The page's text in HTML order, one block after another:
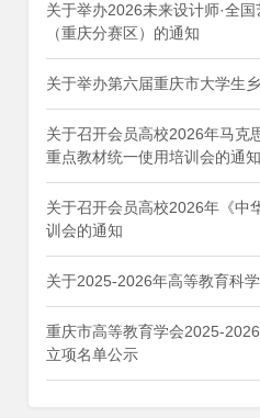
关于举办2026未来设计师·全
（重庆分赛区）的通知
关于举办第六届重庆市大学生
关于召开会员高校2026年马克
重点教材统一使用培训会的通知
关于召开会员高校2026年《中
训会的通知
关于2025-2026年高等教育科
重庆市高等教育学会2025-
立项名单公示